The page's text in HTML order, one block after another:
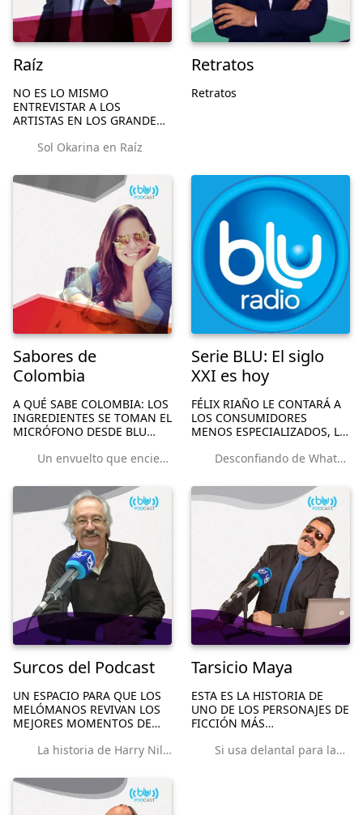
Raíz
NO ES LO MISMO
ENTREVISTAR A LOS
ARTISTAS EN LOS GRANDES
METERSE EN SU CASA,
ESCUCHAR LOS SONIDOS
QUE ALLÍ SE PRODUCEN.
BUSCAR HÉRORES
MUSICALES EN LAS B...
Sol Okarina en Raíz
Retratos
Retratos
Sabores de
Colombia
A QUÉ SABE COLOMBIA: LOS
INGREDIENTES SE TOMAN EL
MICRÓFONO DESDE BLU
ANTOJARLO CON LOS
TIERRA.
Un envuelto que encierra nuestra diversidad: el tamal
Serie BLU: El siglo
XXI es hoy
FÉLIX RIAÑO LE CONTARÁ A
LOS CONSUMIDORES
MENOS ESPECIALIZADOS, LO
TECNOLOGICAMENTE: EL
EL MENOR PRECIO.
Desconfiando de WhatsApp
Surcos del Podcast
UN ESPACIO PARA QUE LOS
MELÓMANOS REVIVAN LOS
MEJORES MOMENTOS DE
ACOMPAÑADOS DE LAS
REPRESENTATIVAS DE SU
TRABAJO Y DE LA MANO DE
UN REAL CONOCEDOR.
La historia de Harry Nilson
Tarsicio Maya
ESTA ES LA HISTORIA DE
UNO DE LOS PERSONAJES DE
FICCIÓN MÁS
POPULI, EL PROGRAMA DE
Si usa delantal para lavar platos... se está poniendo viejo: 'Tarsicio'